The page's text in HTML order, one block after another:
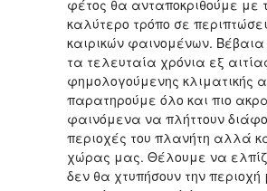
φέτος θα ανταποκριθούμε με
καλύτερο τρόπο σε
καιρικών φαινομένων.
τα τελευταία χρόνια εξ
φημολογούμενης κλιματικής
παρατηρούμε όλο και πιο
φαινόμενα να πλήττουν
περιοχές του πλανήτη αλλά
χώρας μας. Θέλουμε να
δεν θα χτυπήσουν την περιοχή